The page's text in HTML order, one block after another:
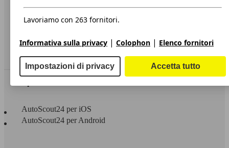
Dichiarazione di Accessibilità
Servizi
Area rivenditori
AutoScout24 per iOS
AutoScout24 per Android
Lavoriamo con 263 fornitori.
Informativa sulla privacy | Colophon | Elenco fornitori
Impostazioni di privacy Accetta tutto